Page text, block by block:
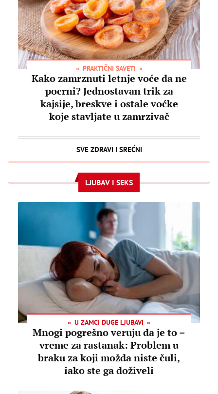
PRAKTIČNI SAVETI
Kako zamrznuti letnje voće da ne
pocrni? Jednostavan trik za
kajsije, breskve i ostale voćke
koje stavljate u zamrzivač
SVE ZDRAVI I SREĆNI
LJUBAV I SEKS
U ZAMCI DUGE LJUBAVI
Mnogi pogrešno veruju da je to –
vreme za rastanak: Problem u
braku za koji možda niste čuli,
iako ste ga doživeli